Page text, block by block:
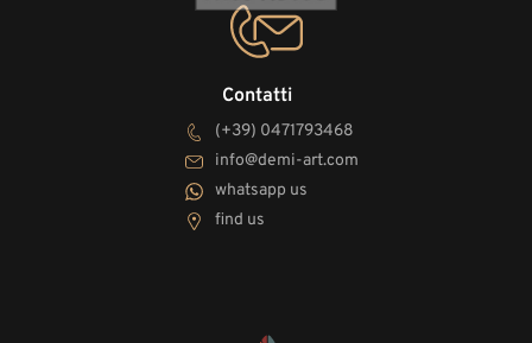
Contatti
(+39) 0471793468
info@demi-art.com
whatsapp us
find us